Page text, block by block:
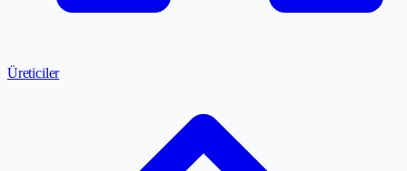
Üreticiler